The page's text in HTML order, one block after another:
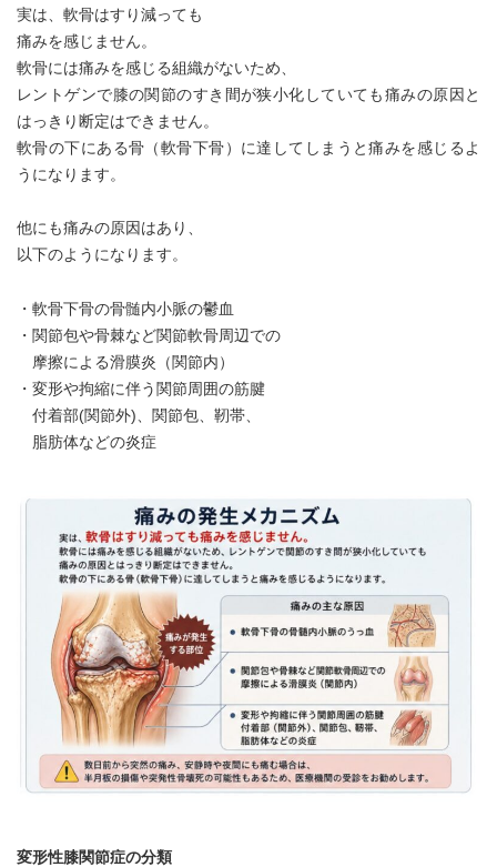
実は、軟骨はすり減っても
痛みを感じません。
軟骨には痛みを感じる組織がないため、
レントゲンで膝の関節のすき間が狭小化していても痛みの原因と
はっきり断定はできません。
軟骨の下にある骨（軟骨下骨）に達してしまうと痛みを感じるよ
うになります。
他にも痛みの原因はあり、
以下のようになります。
・軟骨下骨の骨髄内小脈の鬱血
・関節包や骨棘など関節軟骨周辺での
摩擦による滑膜炎（関節内）
・変形や拘縮に伴う関節周囲の筋腱
付着部(関節外)、関節包、靭帯、
脂肪体などの炎症
変形性膝関節症の分類